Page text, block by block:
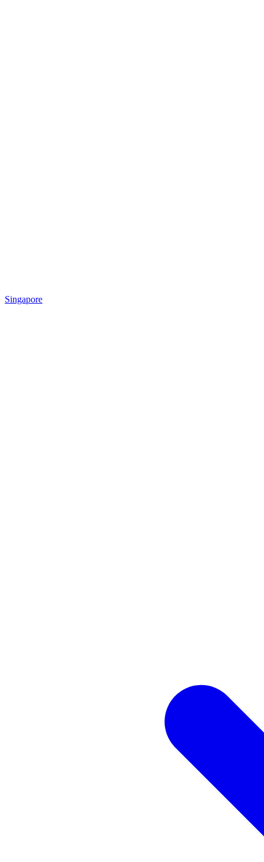
Singapore